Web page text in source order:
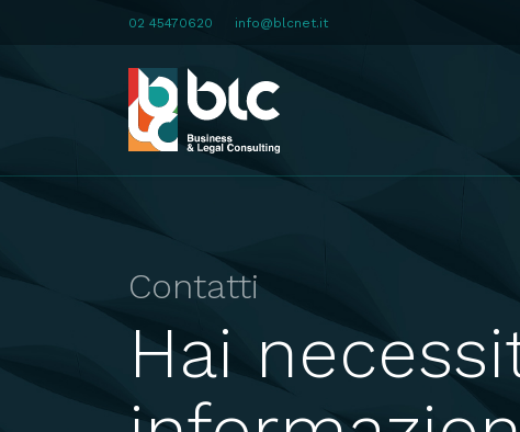
02 45470620 info@blcnet.it
Contatti
Hai